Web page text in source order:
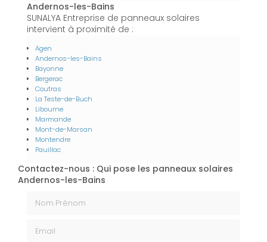
Andernos-les-Bains
SUNALYA Entreprise de panneaux solaires
intervient à proximité de :
Agen
Andernos-les-Bains
Bayonne
Bergerac
Coutras
La Teste-de-Buch
Libourne
Marmande
Mont-de-Marsan
Montendre
Pauillac
Contactez-nous : Qui pose les panneaux solaires
Andernos-les-Bains